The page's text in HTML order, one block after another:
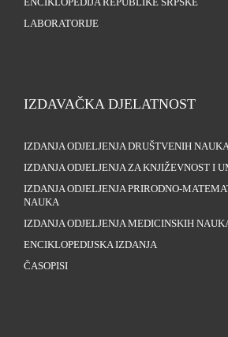
ENCIKLOPEDIJA REPUBLIKE SRPSKE
LABORATORIJE
IZDAVAČKA DJELATNOST
IZDANJA ODJELJENJA DRUŠTVENIH
IZDANJA ODJELJENJA ZA KNJIŽEVNOST I
IZDANJA ODJELJENJA PRIRODNO-
NAUKA
IZDANJA ODJELJENJA MEDICINSKIH
ENCIKLOPEDIJSKA IZDANJA
ČASOPISI